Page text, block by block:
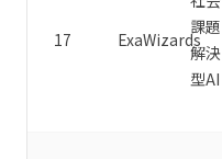
17 ExaWizards
課題
解決
型AI